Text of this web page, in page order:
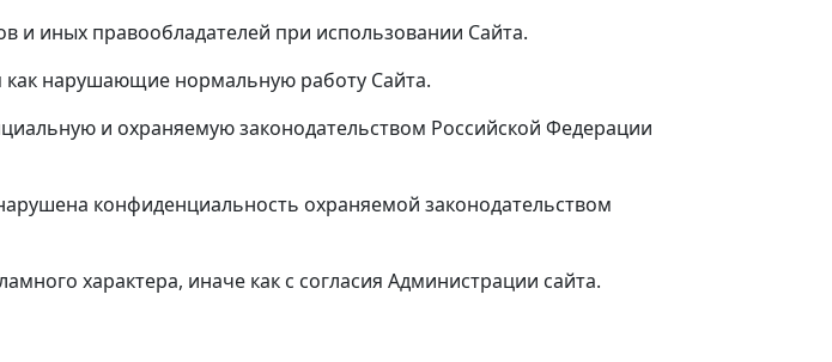
иных правообладателей при использовании Сайта.
как нарушающие нормальную работу Сайта.
и охраняемую законодательством Российской Федерации
конфиденциальность охраняемой законодательством
характера, иначе как с согласия Администрации сайта.